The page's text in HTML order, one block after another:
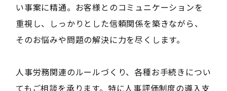
い事案に精通。お客様とのコミュニケーションを
重視し、しっかりとした信頼関係を築きながら、
そのお悩みや問題の解決に力を尽くします。
人事労務関連のルールづくり、各種お手続きについ
てもご相談を承ります。特に人事評価制度の導入支